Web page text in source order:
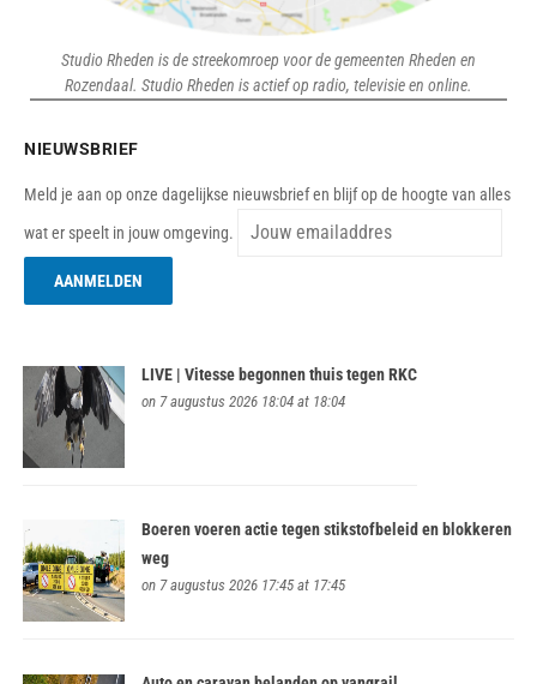
Studio Rheden is de streekomroep voor de gemeenten Rheden en
Rozendaal. Studio Rheden is actief op radio, televisie en online.
NIEUWSBRIEF
Meld je aan op onze dagelijkse nieuwsbrief en blijf op de hoogte van alles
wat er speelt in jouw omgeving.
LIVE | Vitesse begonnen thuis tegen RKC
on 7 augustus 2026 18:04 at 18:04
Boeren voeren actie tegen stikstofbeleid en blokkeren
weg
on 7 augustus 2026 17:45 at 17:45